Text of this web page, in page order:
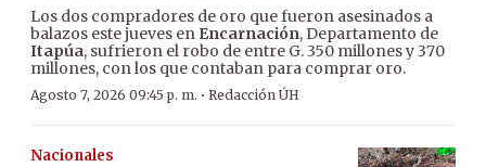
Los dos compradores de oro que fueron asesinados a
balazos este jueves en Encarnación, Departamento de
Itapúa, sufrieron el robo de entre G. 350 millones y 370
millones, con los que contaban para comprar oro.
Agosto 7, 2026 09:45 p. m. · Redacción ÚH
Nacionales